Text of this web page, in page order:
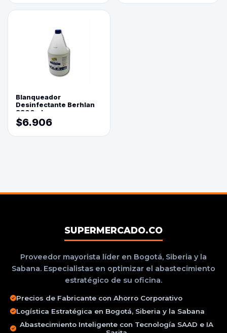
Blanqueador
Desinfectante Berhlan
3800ml
$6.906
SUPERMERCADO.CO
Proveedor mayorista líder en Bogotá, Siberia y la
Sabana. Especialistas en optimizar el abastecimiento
estratégico de su oficina.
Precios de Fabricante con Ahorro Corporativo
Logística Estratégica en Bogotá, Siberia y la Sabana
Abastecimiento Inteligente con Tecnología SAAD e IA